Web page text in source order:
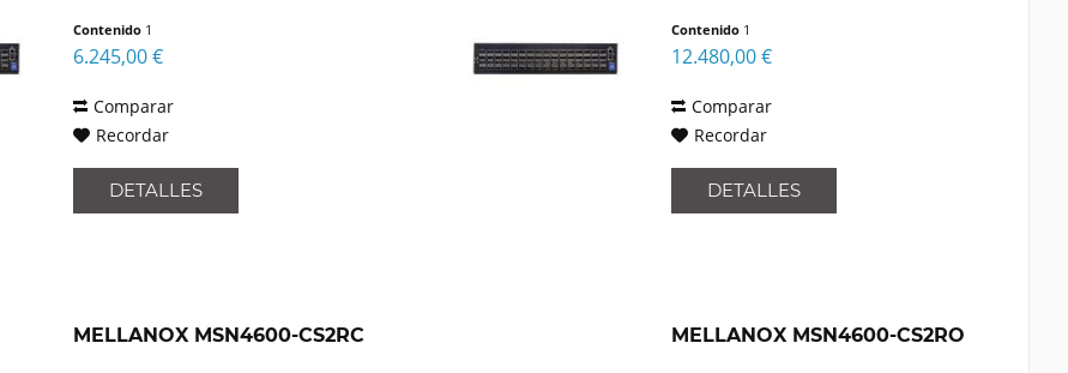
Contenido 1
6.245,00 €
Comparar
Recordar
DETALLES
Contenido 1
12.480,00 €
Comparar
Recordar
DETALLES
MELLANOX MSN4600-CS2RC MELLANOX MSN4600-CS2RO